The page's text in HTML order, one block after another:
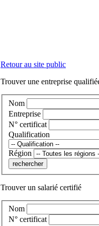
Retour au site public
Trouver une entreprise
Nom
Entreprise
N° certificat
Qualification
Région
Trouver un salarié certifié
Nom
N° certificat